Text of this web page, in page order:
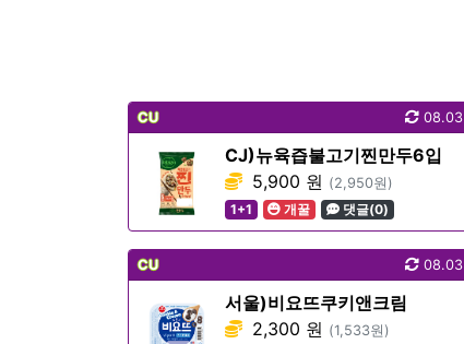
CU 08.03
CJ)뉴육즙불고기찐만두6입
5,900 원 (2,950원)
1+1
개꿀 댓글(0)
CU 08.03
서울)비요뜨쿠키앤크림
2,300 원 (1,533원)